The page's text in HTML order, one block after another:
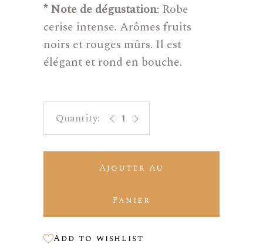
* Note de dégustation: Robe
cerise intense. Arômes fruits
noirs et rouges mûrs. Il est
élégant et rond en bouche.
Mil Racimos quantity
Ajouter Au
Panier
Add to wishlist